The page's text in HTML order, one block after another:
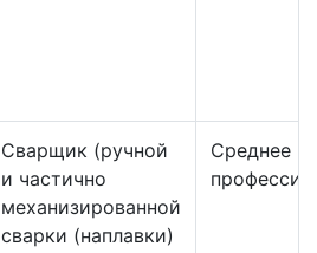
Сварщик (ручной
и частично
механизированной
сварки (наплавки)
Среднее